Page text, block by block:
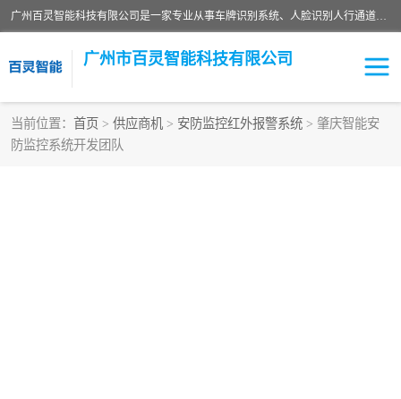
广州百灵智能科技有限公司是一家专业从事车牌识别系统、人脸识别人行通道、安防监控交通设施、停车场智能管理系统、停车场云平台、车牌识别一体机、自动道闸、通道设备、交通设施及交通划线等产品研发、生产和销售的高新技术企业。
广州市百灵智能科技有限公司
当前位置： 首页 > 供应商机 > 安防监控红外报警系统 > 肇庆智能安
防监控系统开发团队